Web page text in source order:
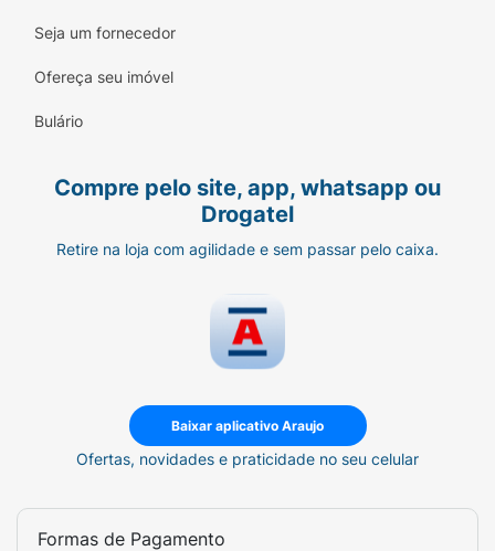
Seja um fornecedor
Ofereça seu imóvel
Bulário
Compre pelo site, app, whatsapp ou
Drogatel
Retire na loja com agilidade e sem passar pelo caixa.
Baixar aplicativo Araujo
Ofertas, novidades e praticidade no seu celular
Formas de Pagamento